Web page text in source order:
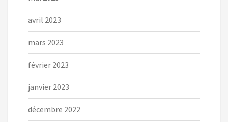
avril 2023
mars 2023
février 2023
janvier 2023
décembre 2022